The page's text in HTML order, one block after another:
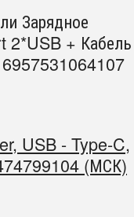
Зарядное
2*USB + Кабель
USB - Type-C,
(МСК)